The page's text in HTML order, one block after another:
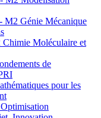
Génie Mécanique
Moléculaire et
de
pour les